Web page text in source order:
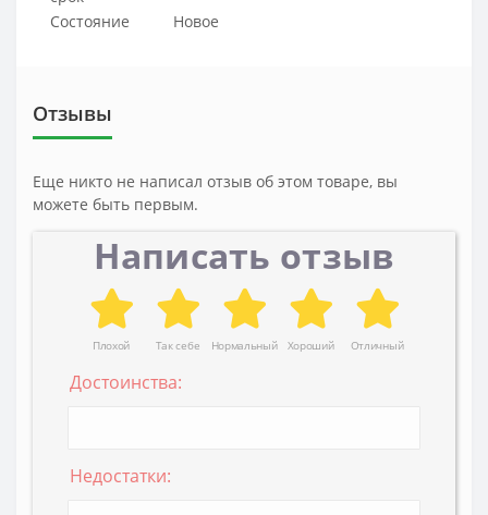
Состояние
Новое
Отзывы
Еще никто не написал отзыв об этом товаре, вы
можете быть первым.
Написать отзыв
Плохой Так себе Нормальный Хороший Отличный
Достоинства:
Недостатки: